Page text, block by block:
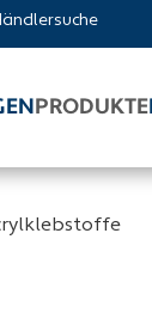
PRODUKTE